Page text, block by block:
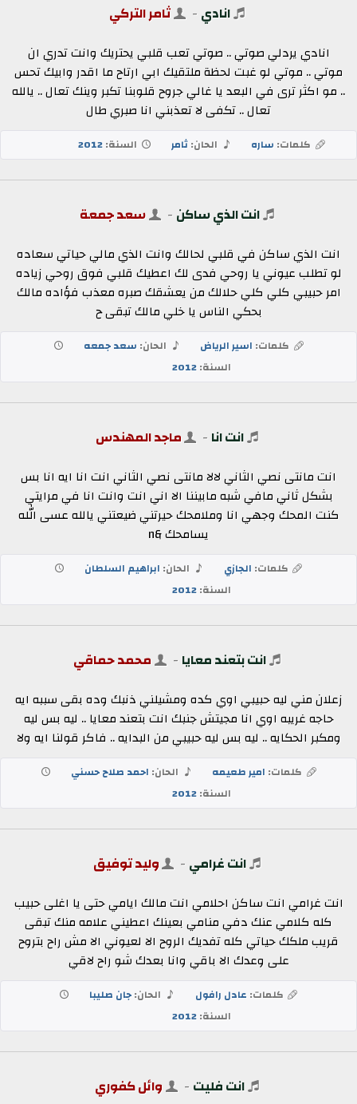
انادي - ثامر التركي
انادي يردلي صوتي .. صوتي تعب قلبي يحتريك وانت تدري ان
موتي .. موتي لو غبت لحظة ملتقيك ابي ارتاح ما اقدر وابيك تحس
.. مو اكثر ترى في البعد يا غالي جروح قلوبنا تكبر وينك تعال .. يالله
تعال .. تكفى لا تعذبني انا صبري طال
كلمات: ساره الحان:ثامر السنة:2012
انت الذي ساكن - سعد جمعة
انت الذي ساكن في قلبي لحالك وانت الذي مالي حياتي سعاده
لو تطلب عيوني يا روحي فدى لك اعطيك قلبي فوق روحي زياده
امر حبيبي كلي كلي حلالك من يعشقك صبره معذب فؤاده مالك
بحكي الناس يا خلي مالك تبقى ح
كلمات: اسير الرياض الحان: سعد جمعه
السنة:2012
انت انا - ماجد المهندس
انت مانتى نصي الثاني لالا مانتى نصي الثاني انت انا ايه انا بس
بشكل ثاني مافي شبه مابيننا الا اني انت وانت انا في مرايتي
كنت المحك وجهي انا وملامحك حيرتني ضيعتني يالله عسى الله
يسامحك &n
كلمات: الجازي الحان: ابراهيم السلطان
السنة:2012
انت بتعند معايا - محمد حماقي
زعلان مني ليه حبيبي اوي كده ومشيلني ذنبك وده بقى سببه ايه
حاجه غريبه اوي انا مجيتش جنبك انت بتعند معايا .. ليه بس ليه
ومكبر الحكايه .. ليه بس ليه حبيبي من البدايه .. فاكر قولنا ايه ولا
كلمات: امير طعيمه الحان: احمد صلاح حسني
السنة:2012
انت غرامي - وليد توفيق
انت غرامي انت ساكن احلامي انت مالك ايامي حتى يا اغلى حبيب
كله كلامي عنك دفي منامي بعينك اعطيني علامه منك تبقى
قريب ملكك حياتي كله تفديك الروح الا لعيوني الا مش راح بتروح
على وعدك الا باقي وانا بعدك شو راح لاقي
كلمات: عادل رافول الحان:جان صليبا
السنة:2012
انت فليت - وائل كفوري